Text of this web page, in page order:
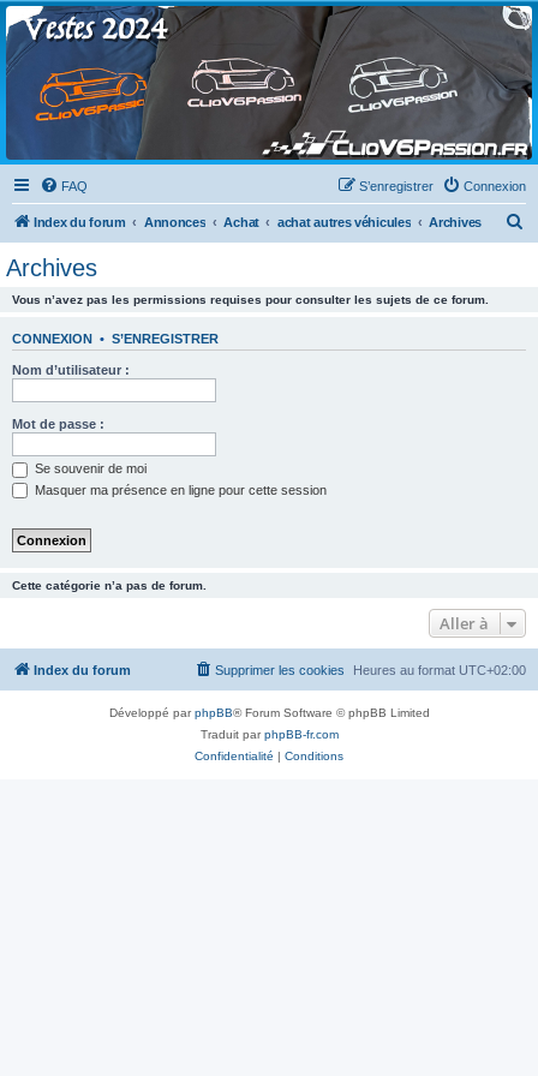
Clio V6 Passion
Le site français des passionnés de Clio V6
FAQ Connexion
S’enregistrer
Index du forum Annonces Achat achat autres véhicules Archives
Archives
Vous n’avez pas les permissions requises pour consulter les sujets de ce forum.
CONNEXION • S’ENREGISTRER
Nom d’utilisateur :
Mot de passe :
Se souvenir de moi
Masquer ma présence en ligne pour cette session
Cette catégorie n’a pas de forum.
Aller à
Index du forum Heures au format UTC+02:00
Supprimer les cookies
Développé parphpBB® Forum Software © phpBB Limited
Traduit parphpBB-fr.com
Confidentialité | Conditions